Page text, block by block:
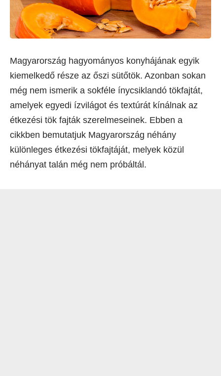
Magyarország hagyományos konyhájának egyik
kiemelkedő része az őszi sütőtök. Azonban sokan
még nem ismerik a sokféle ínycsiklandó tökfajtát,
amelyek egyedi ízvilágot és textúrát kínálnak az
étkezési tök fajták szerelmeseinek. Ebben a
cikkben bemutatjuk Magyarország néhány
különleges étkezési tökfajtáját, melyek közül
néhányat talán még nem próbáltál.